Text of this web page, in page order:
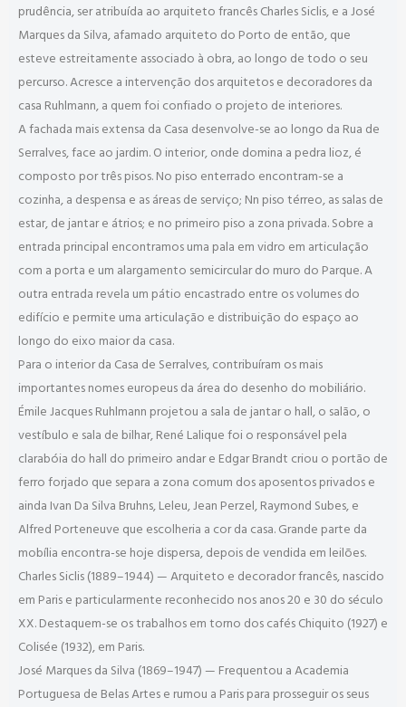
prudência, ser atribuída ao arquiteto francês Charles Siclis, e a José
Marques da Silva, afamado arquiteto do Porto de então, que
esteve estreitamente associado à obra, ao longo de todo o seu
percurso. Acresce a intervenção dos arquitetos e decoradores da
casa Ruhlmann, a quem foi confiado o projeto de interiores.
A fachada mais extensa da Casa desenvolve-se ao longo da Rua de
Serralves, face ao jardim. O interior, onde domina a pedra lioz, é
composto por três pisos. No piso enterrado encontram-se a
cozinha, a despensa e as áreas de serviço; Nn piso térreo, as salas de
estar, de jantar e átrios; e no primeiro piso a zona privada. Sobre a
entrada principal encontramos uma pala em vidro em articulação
com a porta e um alargamento semicircular do muro do Parque. A
outra entrada revela um pátio encastrado entre os volumes do
edifício e permite uma articulação e distribuição do espaço ao
longo do eixo maior da casa.
Para o interior da Casa de Serralves, contribuíram os mais
importantes nomes europeus da área do desenho do mobiliário.
Émile Jacques Ruhlmann projetou a sala de jantar o hall, o salão, o
vestíbulo e sala de bilhar, René Lalique foi o responsável pela
clarabóia do hall do primeiro andar e Edgar Brandt criou o portão de
ferro forjado que separa a zona comum dos aposentos privados e
ainda Ivan Da Silva Bruhns, Leleu, Jean Perzel, Raymond Subes, e
Alfred Porteneuve que escolheria a cor da casa. Grande parte da
mobília encontra-se hoje dispersa, depois de vendida em leilões.
Charles Siclis (1889–1944) — Arquiteto e decorador francês, nascido
em Paris e particularmente reconhecido nos anos 20 e 30 do século
XX. Destaquem-se os trabalhos em torno dos cafés Chiquito (1927) e
Colisée (1932), em Paris.
José Marques da Silva (1869–1947) — Frequentou a Academia
Portuguesa de Belas Artes e rumou a Paris para prosseguir os seus